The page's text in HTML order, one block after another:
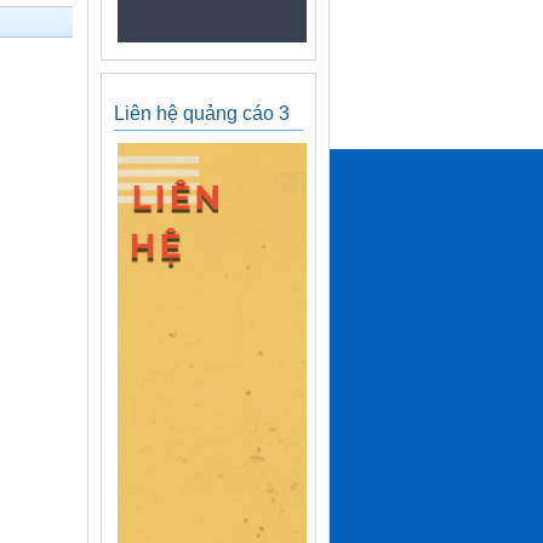
Liên hệ quảng cáo 3